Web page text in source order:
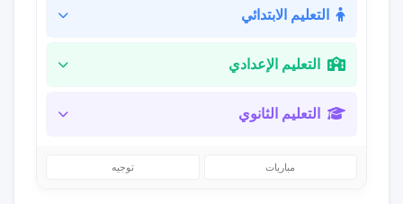
التعليم الابتدائي
التعليم الإعدادي
التعليم الثانوي
مباريات توجيه